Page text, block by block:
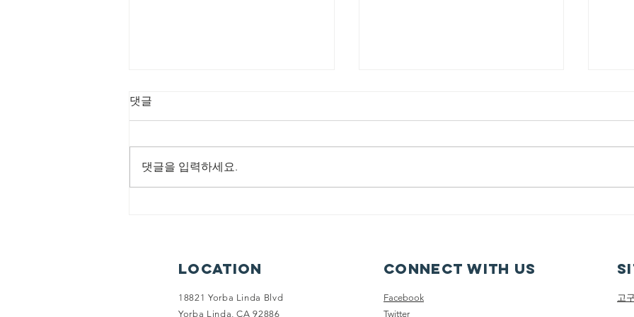
8/2/2026 회복의 비
개 1:8 8 너희는 산에 올라가서 나
무를 가져다가 성전을 건축하라 그
페이지(Home Page):
www.sojunghan.org - 주소
(Address): 18821 Yorba
엎을 것이요 여러 나라의 세력을
멸할 것이요 그 병거들과 그 탄 자
를 엎드러뜨리리니 말과 그 탄 자
가 각각 그의 동
댓글
댓글을 입력하세요.
Location
18821 Yorba Linda Blvd
Yorba Linda, CA 92886
Connect with us
Facebook
Twitter
고